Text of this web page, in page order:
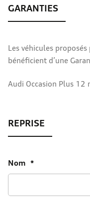
Les véhicules proposés
bénéficient d’une
Audi Occasion Plus 12
Nom *